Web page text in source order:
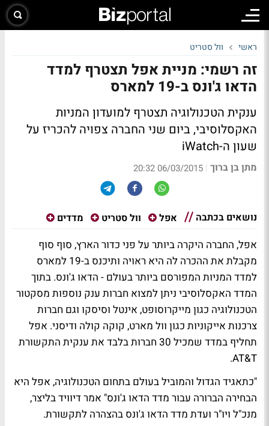
ראשי וול סטריט
זה רשמי: מניית אפל תצטרף למדד
הדאו ג'ונס ב-19 למארס
ענקית הטכנולוגיה תצטרף למועדון המניות
האקסלוסיבי, ביום שני החברה צפויה להכריז על
שעון ה-iWatch
מתן בן ברוך |
06/03/2015 20:32
נושאים בכתבה אפל וול סטריט מדדים
אפל, החברה היקרה ביותר על פני כדור הארץ, סוף סוף
מקבלת את ההכרה לה היא ראויה ותיכנס ב-19 למארס
למדד המניות המפורסם ביותר בעולם - הדאו ג'ונס. בתוך
המדד האקסלוסיבי ניתן למצוא חברות ענק נוספות מסקטור
הטכנולוגיה כגון מייקרוסופט, אינטל וסיסקו וגם חברות
צרכנות אייקוניות כגון וול מארט, קוקה קולה ודיסני. אפל
תחליף במדד שמכיל 30 חברות בלבד את ענקית התקשורת
AT&T.
"כתאגיד הגדול והמוביל בעולם בתחום הטכנולוגיה, אפל היא
הבחירה הברורה עבור מדד הדאו ג'ונס" אמר דיוויד בליצר,
מנכ"ל ויו"ר ועדת מדד הדאו ג'ונס בהצהרה לתקשורת.